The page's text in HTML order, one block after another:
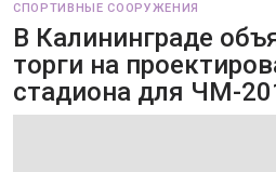
СПОРТИВНЫЕ СООРУЖЕНИЯ
В Калининграде
торги на
стадиона для ЧМ-